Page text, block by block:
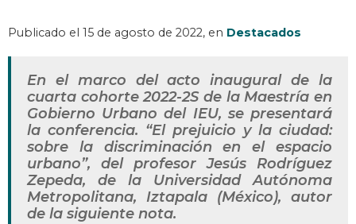
Publicado el 15 de agosto de 2022, en Destacados
En el marco del acto inaugural de la
cuarta cohorte 2022-2S de la Maestría en
Gobierno Urbano del IEU, se presentará
la conferencia. “El prejuicio y la ciudad:
sobre la discriminación en el espacio
urbano”, del profesor Jesús Rodríguez
Zepeda, de la Universidad Autónoma
Metropolitana, Iztapala (México), autor
de la siguiente nota.